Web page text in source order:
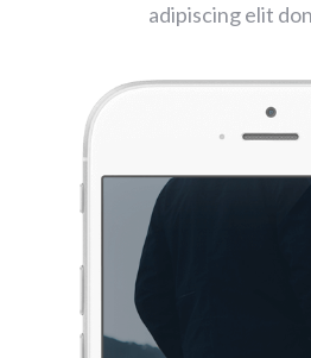
adipiscing elit